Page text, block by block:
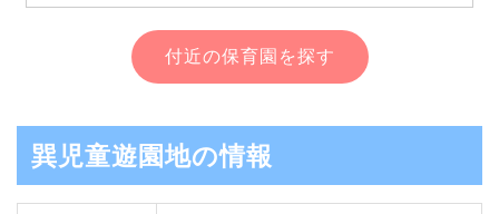
付近の保育園を探す
巽児童遊園地の情報